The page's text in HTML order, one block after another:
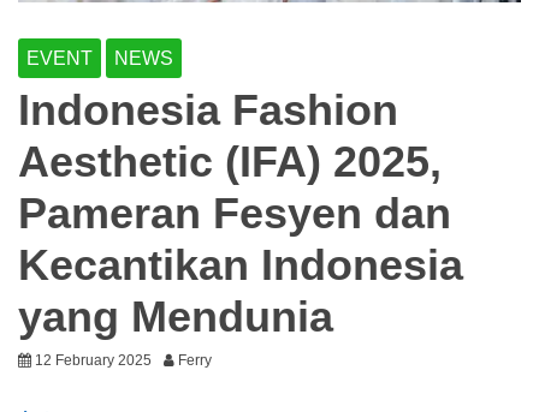
EVENT NEWS
Indonesia Fashion
Aesthetic (IFA) 2025,
Pameran Fesyen dan
Kecantikan Indonesia
yang Mendunia
12 February 2025 Ferry